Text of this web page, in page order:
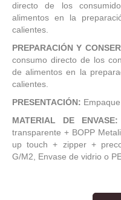
directo de los
alimentos en la
calientes.
PREPARACIÓN Y
consumo directo de los
de alimentos en la
calientes.
PRESENTACIÓN:
MATERIAL DE ENVASE:
transparente + BOPP
up touch + zipper +
G/M2, Envase de vidrio o